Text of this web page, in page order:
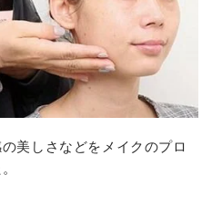
美しさなどをメイクのプロ